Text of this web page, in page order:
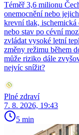
Téměř 3,6 milionu
onemocnění nebo
krevní tlak, ischemická
nebo stav po cévní
zvládat vysoké letní
změny režimu během
může riziko dále
nejvíc snížit?
Plné zdraví
7. 8. 2026, 19:43
5 min